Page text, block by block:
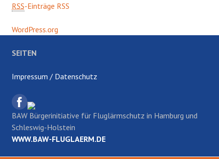
RSS-Einträge RSS
WordPress.org
SEITEN
Impressum / Datenschutz
BAW Bürgerinitiative für Fluglärmschutz in Hamburg und
Schleswig-Holstein
WWW.BAW-FLUGLAERM.DE